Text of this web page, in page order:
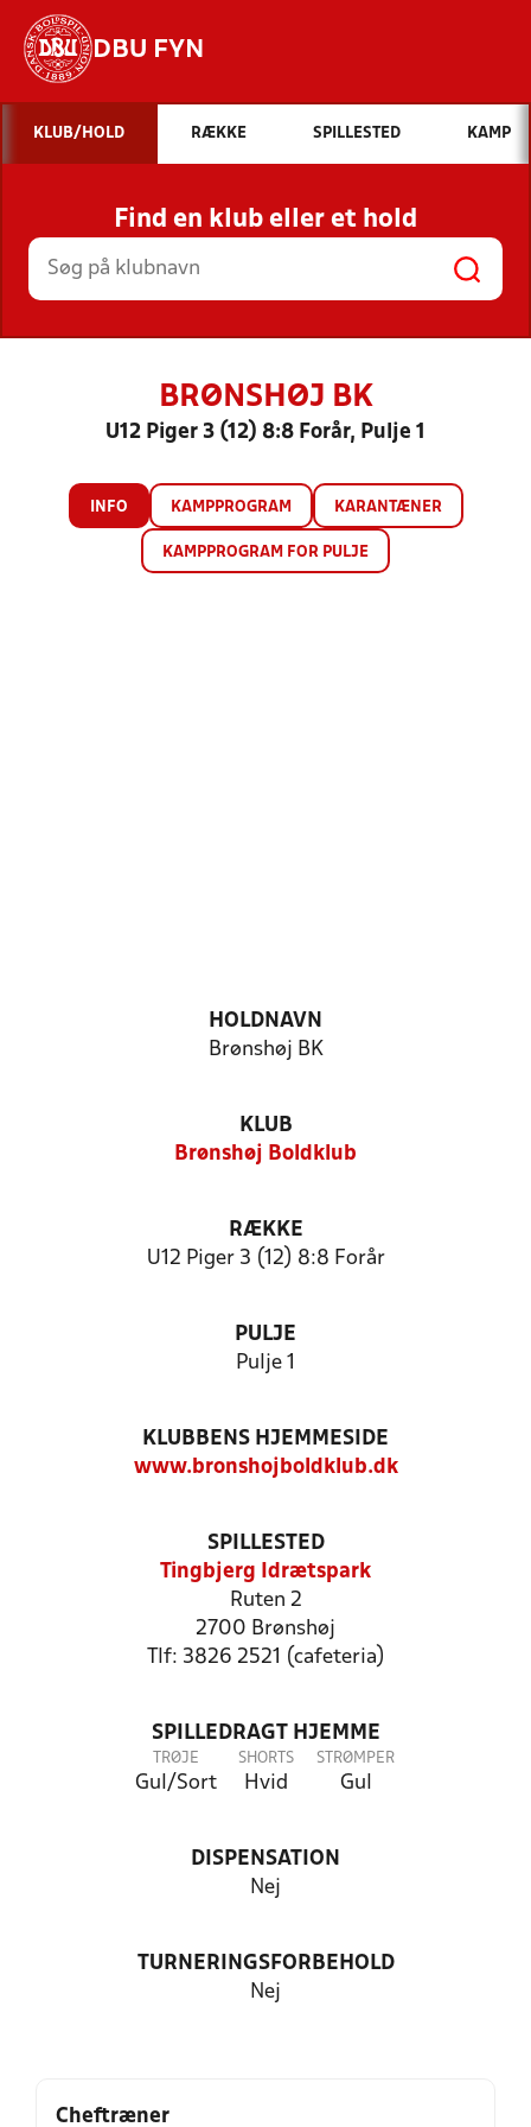
DBU FYN
Hvad vil du søge efter?
INDHOLD OG NYHEDER
STILLINGER, RESULTATER, KLUBBER OG
HOLD
KLUB/HOLD RÆKKE SPILLESTED KAMP
Find en klub eller et hold
BRØNSHØJ BK
U12 Piger 3 (12) 8:8 Forår, Pulje 1
INFO KAMPPROGRAM KARANTÆNER
KAMPPROGRAM FOR PULJE
HOLDNAVN
Brønshøj BK
KLUB
Brønshøj Boldklub
RÆKKE
U12 Piger 3 (12) 8:8 Forår
PULJE
Pulje 1
KLUBBENS HJEMMESIDE
www.bronshojboldklub.dk
SPILLESTED
Tingbjerg Idrætspark
Ruten 2
2700 Brønshøj
Tlf: 3826 2521 (cafeteria)
SPILLEDRAGT HJEMME
TRØJE
Gul/Sort
SHORTS
Hvid
STRØMPER
Gul
DISPENSATION
Nej
TURNERINGSFORBEHOLD
Nej
Cheftræner